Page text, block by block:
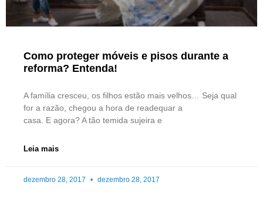
Como proteger móveis e pisos durante a
reforma? Entenda!
A família cresceu, os filhos estão mais velhos… Seja qual
for a razão, chegou a hora de readequar a
casa. E agora? A tão temida sujeira e
Leia mais
dezembro 28, 2017 dezembro 28, 2017